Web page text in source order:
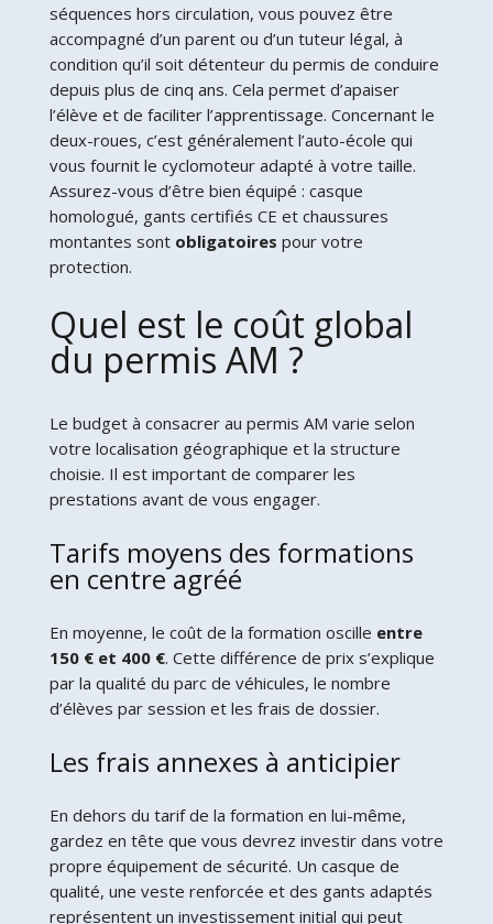
séquences hors circulation, vous pouvez être
accompagné d’un parent ou d’un tuteur légal, à
condition qu’il soit détenteur du permis de conduire
depuis plus de cinq ans. Cela permet d’apaiser
l’élève et de faciliter l’apprentissage. Concernant le
deux-roues, c’est généralement l’auto-école qui
vous fournit le cyclomoteur adapté à votre taille.
Assurez-vous d’être bien équipé : casque
homologué, gants certifiés CE et chaussures
montantes sont obligatoires pour votre
protection.
Quel est le coût global
du permis AM ?
Le budget à consacrer au permis AM varie selon
votre localisation géographique et la structure
choisie. Il est important de comparer les
prestations avant de vous engager.
Tarifs moyens des formations
en centre agréé
En moyenne, le coût de la formation oscille entre
150 € et 400 €. Cette différence de prix s’explique
par la qualité du parc de véhicules, le nombre
d’élèves par session et les frais de dossier.
Les frais annexes à anticipier
En dehors du tarif de la formation en lui-même,
gardez en tête que vous devrez investir dans votre
propre équipement de sécurité. Un casque de
qualité, une veste renforcée et des gants adaptés
représentent un investissement initial qui peut